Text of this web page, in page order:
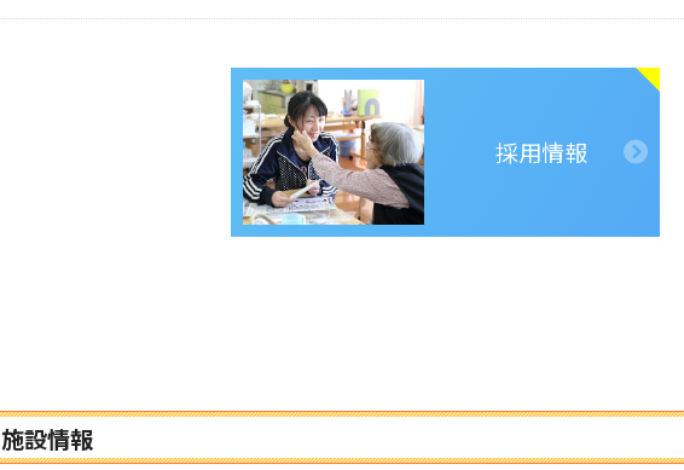
採用情報
施設情報